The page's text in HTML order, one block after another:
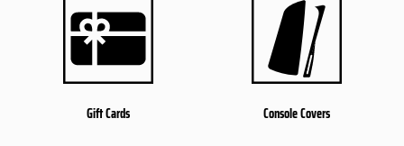
Gift Cards Console Covers